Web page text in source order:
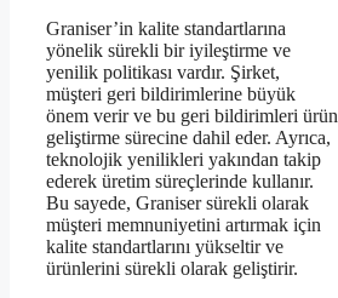
Graniser’in kalite standartlarına
yönelik sürekli bir iyileştirme ve
yenilik politikası vardır. Şirket,
müşteri geri bildirimlerine büyük
önem verir ve bu geri bildirimleri ürün
geliştirme sürecine dahil eder. Ayrıca,
teknolojik yenilikleri yakından takip
ederek üretim süreçlerinde kullanır.
Bu sayede, Graniser sürekli olarak
müşteri memnuniyetini artırmak için
kalite standartlarını yükseltir ve
ürünlerini sürekli olarak geliştirir.